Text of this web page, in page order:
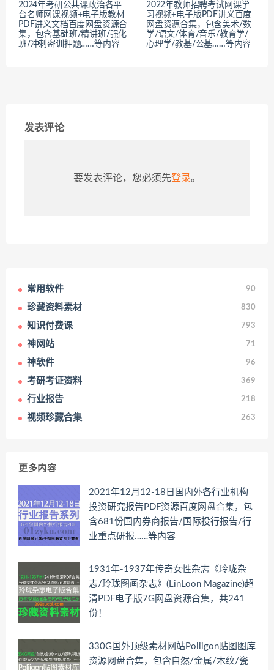
2024年考研公共课政治各平
台名师网课视频+电子版教材
PDF讲义文档百度网盘资源合
集，包含基础班/精讲班/强化
班/冲刺密训押题……等内容
2022年教师招聘考试网课学
习视频+电子版PDF讲义百度
网盘资源合集，包含美术/数
学/语文/体育/音乐/教育学/
心理学/教基/公基……等内容
发表评论
要发表评论，您必须先登录。
常用软件 90
珍藏资料素材 830
知识付费课 793
神网站 71
神软件 96
考研考证资料 369
行业报告 218
视频珍藏合集 263
更多内容
2021年12月12-18日国内外各行业机构
投资研究报告PDF资源百度网盘合集，包
含681份国内券商报告/国际投行报告/行
业重点研报……等内容
1931年-1937年传奇女性杂志《玲珑杂
志/玲珑图画杂志》(LinLoon Magazine)超
清PDF电子版7G网盘资源合集，共241
份！
330G国外顶级素材网站Poliigon贴图图库
资源网盘合集，包含自然/金属/木纹/瓷